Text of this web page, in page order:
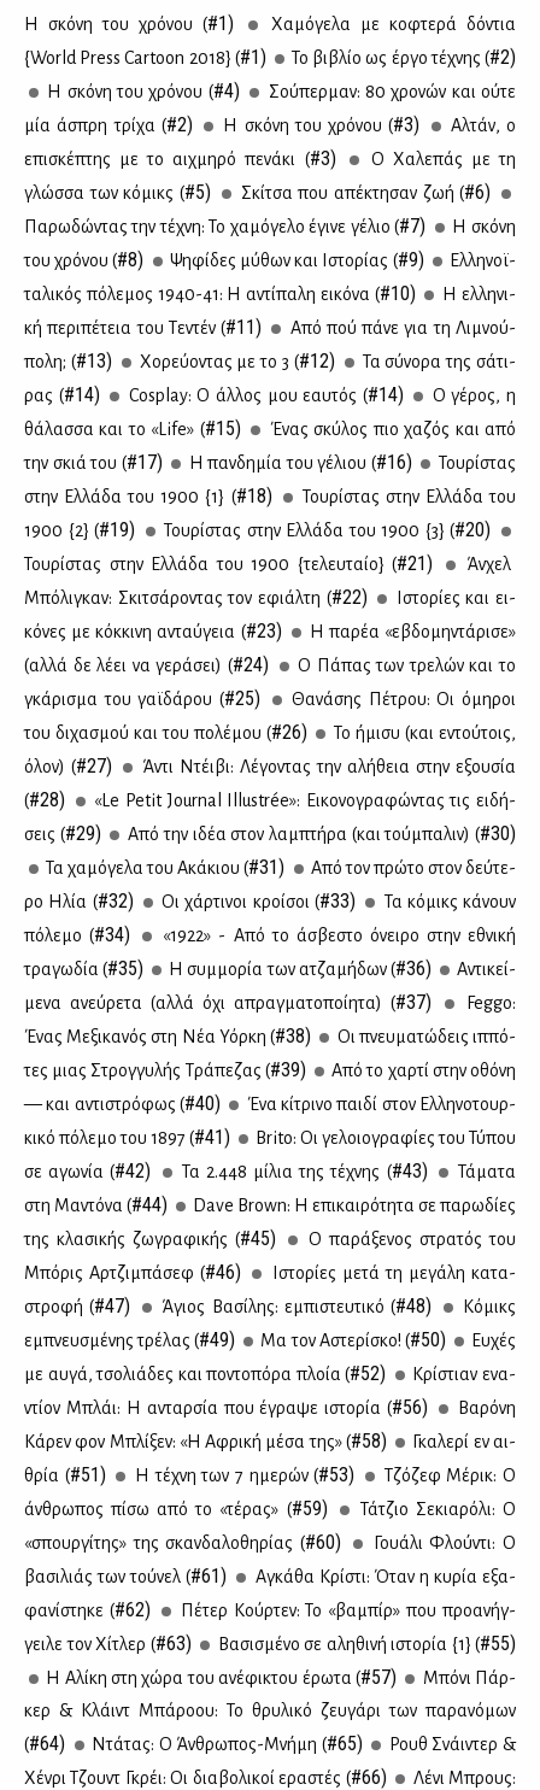
Η σκό­νη του χρό­νου (#1)
Χα­μό­γε­λα με κο­φτε­ρά δό­ντια
{World Press Cartoon 2018} (#1) Το βι­βλίο ως έρ­γο τέ­χνης (#2)
Η σκό­νη του χρό­νου (#4)
Σού­περ­μαν: 80 χρο­νών και ού­τε
μία άσπρη τρί­χα (#2) Η σκό­νη του χρό­νου (#3)
Αλ­τάν, ο
επι­σκέ­πτης με το αιχ­μη­ρό πε­νά­κι (#3)
Ο Χα­λε­πάς με τη
γλώσ­σα των κό­μικς (#5) Σκί­τσα που απέ­κτη­σαν ζωή (#6)
Πα­ρω­δώ­ντας την τέ­χνη: Το χα­μό­γε­λο έγι­νε γέ­λιο (#7)
Η σκό­νη
του χρό­νου (#8) Ψη­φί­δες μύ­θων και Ιστο­ρί­ας (#9)
Ελ­λη­νοϊ­
τα­λι­κός πό­λε­μος 1940-41: Η αντί­πα­λη ει­κό­να (#10)
Η ελ­λη­νι­
κή πε­ρι­πέ­τεια του Τε­ντέν (#11)
Από πού πά­νε για τη Λι­μνού­
πο­λη; (#13) Χο­ρεύ­ο­ντας με το 3 (#12)
Τα σύ­νο­ρα της σά­τι­
ρας (#14) Cosplay: Ο άλ­λος μου εαυ­τός (#14)
Ο γέ­ρος, η
θά­λασ­σα και το «Life» (#15)
Ένας σκύ­λος πιο χα­ζός και από
την σκιά του (#17) Η παν­δη­μία του γέ­λιου (#16)
Του­ρί­στας
στην Ελ­λά­δα του 1900 {1} (#18)
Του­ρί­στας στην Ελ­λά­δα του
1900 {2} (#19) Του­ρί­στας στην Ελ­λά­δα του 1900 {3} (#20)
Του­ρί­στας στην Ελ­λά­δα του 1900 {τε­λευ­ταίο} (#21)
Άν­χελ
Μπό­λι­γκαν: Σκι­τσά­ρο­ντας τον εφιάλ­τη (#22)
Ιστο­ρί­ες και ει­
κό­νες με κόκ­κι­νη ανταύ­γεια (#23)
Η πα­ρέα «εβδο­μη­ντά­ρι­σε»
(αλ­λά δε λέ­ει να γε­ρά­σει) (#24)
Ο Πά­πας των τρε­λών και το
γκά­ρι­σμα του γαϊ­δά­ρου (#25)
Θα­νά­σης Πέ­τρου: Οι όμη­ροι
του δι­χα­σμού και του πο­λέ­μου (#26)
Το ήμι­συ (και εντού­τοις,
όλον) (#27)
Άντι Ντέι­βι: Λέ­γο­ντας την αλή­θεια στην εξου­σία
(#28)
«Le Petit Journal Illustrée»: Ει­κο­νο­γρα­φώ­ντας τις ει­δή­
σεις (#29) Από την ιδέα στον λαμ­πτή­ρα (και τού­μπα­λιν) (#30)
Τα χα­μό­γε­λα του Ακά­κιου (#31)
Από τον πρώ­το στον δεύ­τε­
ρο Ηλία (#32) Οι χάρ­τι­νοι κροί­σοι (#33)
Τα κό­μικς κά­νουν
πό­λε­μο (#34)
«1922» - Από το άσβε­στο όνει­ρο στην εθνι­κή
τρα­γω­δία (#35) Η συμ­μο­ρία των ατζα­μή­δων (#36)
Αντι­κεί­
με­να ανεύ­ρε­τα (αλ­λά όχι απραγ­μα­το­ποί­η­τα) (#37)
Feggo:
Ένας Με­ξι­κα­νός στη Νέα Υόρ­κη (#38)
Οι πνευ­μα­τώ­δεις ιπ­πό­
τες μιας Στρογ­γυ­λής Τρά­πε­ζας (#39)
Από το χαρ­τί στην οθό­νη
— και αντι­στρό­φως (#40)
Ένα κί­τρι­νο παι­δί στον Ελ­λη­νο­τουρ­
κι­κό πό­λε­μο του 1897 (#41)
Brito: Οι γε­λοιο­γρα­φί­ες του Τύ­που
σε αγω­νία (#42) Τα 2.448 μί­λια της τέ­χνης (#43)
Τά­μα­τα
στη Μα­ντό­να (#44)
Dave Brown: Η επι­και­ρό­τη­τα σε πα­ρω­δί­ες
της κλα­σι­κής ζω­γρα­φι­κής (#45)
Ο πα­ρά­ξε­νος στρα­τός του
Μπό­ρις Αρ­τζι­μπά­σεφ (#46)
Ιστο­ρί­ες με­τά τη με­γά­λη κα­τα­
στρο­φή (#47) Άγιος Βα­σί­λης: εμπι­στευ­τι­κό (#48)
Κό­μικς
εμπνευ­σμέ­νης τρέ­λας (#49) Μα τον Αστε­ρί­σκο! (#50)
Ευ­χές
με αυ­γά, τσο­λιά­δες και πο­ντο­πό­ρα πλοία (#52)
Κρί­στιαν ενα­
ντί­ον Μπλάι: Η ανταρ­σία που έγρα­ψε ιστο­ρία (#56)
Βα­ρό­νη
Κά­ρεν φον Μπλί­ξεν: «Η Αφρι­κή μέ­σα της» (#58)
Γκα­λε­ρί εν αι­
θρία (#51) Η τέ­χνη των 7 ημε­ρών (#53)
Τζό­ζεφ Μέ­ρικ: Ο
άν­θρω­πος πί­σω από το «τέ­ρας» (#59)
Τά­τζιο Σε­κια­ρό­λι: Ο
«σπουρ­γί­της» της σκαν­δα­λο­θη­ρί­ας (#60)
Γουά­λι Φλού­ντι: Ο
βα­σι­λιάς των τού­νελ (#61)
Αγκά­θα Κρί­στι: Όταν η κυ­ρία εξα­
φα­νί­στη­κε (#62)
Πέ­τερ Κούρ­τεν: Το «βα­μπίρ» που προ­α­νήγ­
γει­λε τον Χί­τλερ (#63) Βα­σι­σμέ­νο σε αλη­θι­νή ιστο­ρία {1} (#55)
Η Αλί­κη στη χώ­ρα του ανέ­φι­κτου έρω­τα (#57)
Μπό­νι Πάρ­
κερ & Κλάιντ Μπά­ρο­ου: Το θρυ­λι­κό ζευ­γά­ρι των πα­ρα­νό­μων
(#64) Ντά­τας: Ο Άν­θρω­πος-Μνή­μη (#65)
Ρουθ Σνάι­ντερ &
Χέν­ρι Τζουντ Γκρέι: Οι δια­βο­λι­κοί ερα­στές (#66)
Λέ­νι Μπρους: